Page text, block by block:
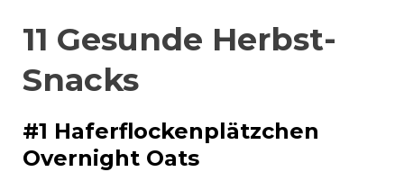
11 Gesunde Herbst-
Snacks
#1 Haferflockenplätzchen
Overnight Oats